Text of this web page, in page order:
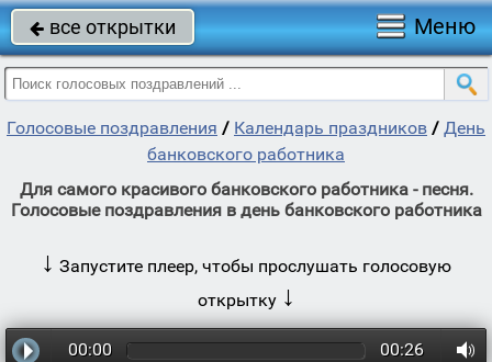
 все открытки Меню
Голосовые поздравления / Календарь праздников / День
банковского работника
Для самого красивого банковского работника - песня.
Голосовые поздравления в день банковского работника
↓ Запустите плеер, чтобы прослушать голосовую
открытку ↓
00:00 00:26